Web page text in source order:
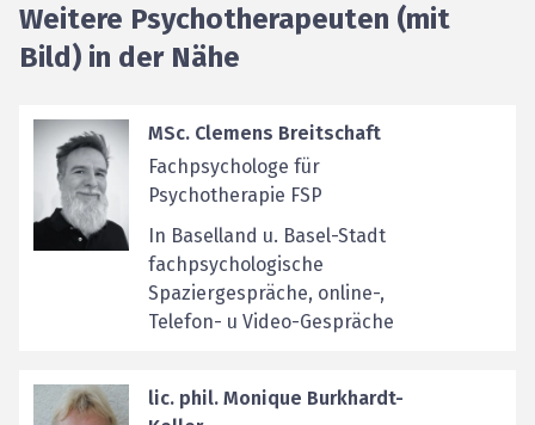
Weitere Psychotherapeuten (mit
Bild) in der Nähe
MSc. Clemens Breitschaft
Fachpsychologe für
Psychotherapie FSP
In Baselland u. Basel-Stadt
fachpsychologische
Spaziergespräche, online-,
Telefon- u Video-Gespräche
lic. phil. Monique Burkhardt-